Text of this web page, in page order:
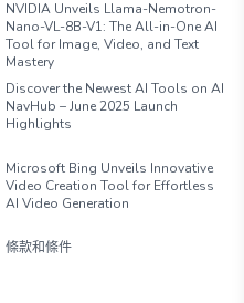
NVIDIA Unveils Llama-Nemotron-
Nano-VL-8B-V1: The All-in-One AI
Tool for Image, Video, and Text
Mastery
Discover the Newest AI Tools on AI
NavHub – June 2025 Launch
Highlights
Microsoft Bing Unveils Innovative
Video Creation Tool for Effortless
AI Video Generation
條款和條件